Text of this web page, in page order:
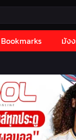
Bookmarks มังง